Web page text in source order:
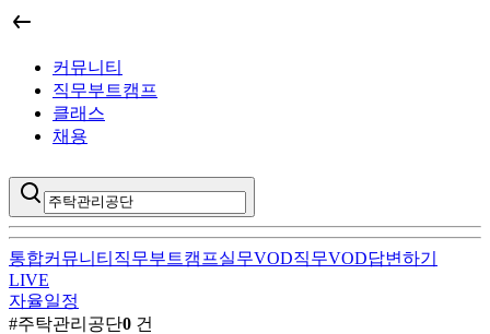
커뮤니티
직무부트캠프
클래스
채용
통합커뮤니티 직무부트캠프실무VOD직무VOD답변하기
주탁관리공단
LIVE
자율일정
#주탁관리공단0 건